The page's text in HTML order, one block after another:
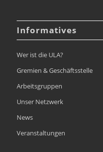
Informatives
Wer ist die ULA?
Gremien & Geschäftsstelle
Arbeitsgruppen
Unser Netzwerk
News
Veranstaltungen